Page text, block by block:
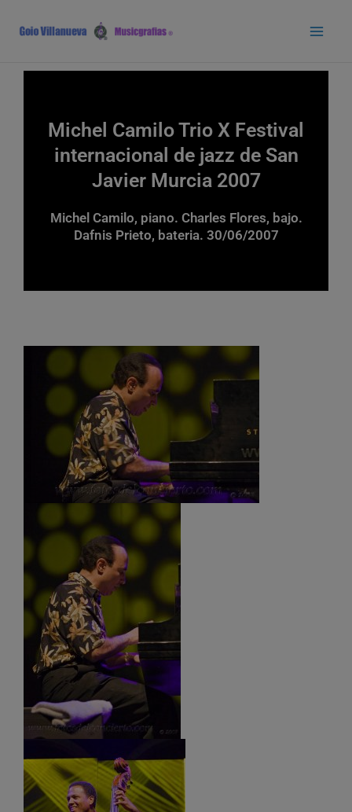
contenido
Michel Camilo Trio X Festival
internacional de jazz de San
Javier Murcia 2007
Michel Camilo, piano. Charles Flores, bajo.
Dafnis Prieto, bateria. 30/06/2007